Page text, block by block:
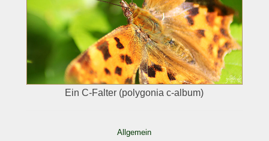
Ein C-Falter (polygonia c-album)
Allgemein